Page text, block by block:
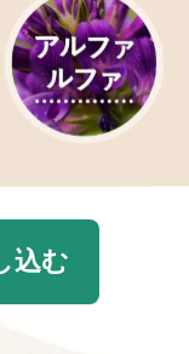
込む